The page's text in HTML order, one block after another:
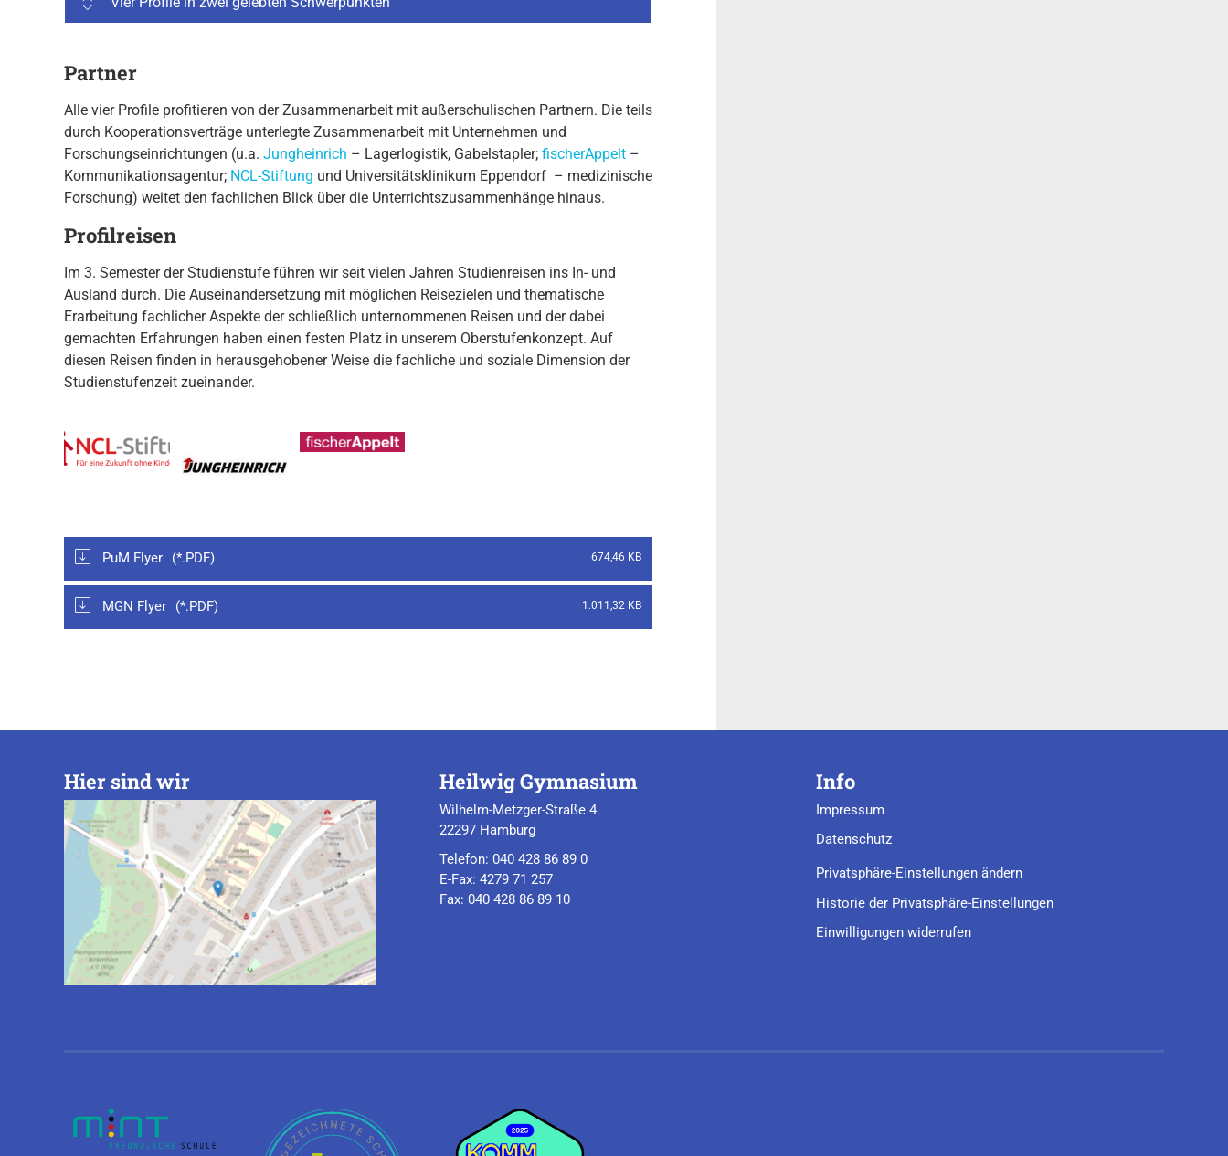
Partner
Alle vier Profile profitieren von der Zusammenarbeit mit außerschulischen Partnern. Die teils
durch Kooperationsverträge unterlegte Zusammenarbeit mit Unternehmen und
Forschungseinrichtungen (u.a. Jungheinrich – Lagerlogistik, Gabelstapler; fischerAppelt –
Kommunikationsagentur; NCL-Stiftung und Universitätsklinikum Eppendorf – medizinische
Forschung) weitet den fachlichen Blick über die Unterrichtszusammenhänge hinaus.
Profilreisen
Im 3. Semester der Studienstufe führen wir seit vielen Jahren Studienreisen ins In- und
Ausland durch. Die Auseinandersetzung mit möglichen Reisezielen und thematische
Erarbeitung fachlicher Aspekte der schließlich unternommenen Reisen und der dabei
gemachten Erfahrungen haben einen festen Platz in unserem Oberstufenkonzept. Auf
diesen Reisen finden in herausgehobener Weise die fachliche und soziale Dimension der
Studienstufenzeit zueinander.
PuM Flyer 674,46 KB
MGN Flyer 1.011,32 KB
Hier sind wir Heilwig Gymnasium
Wilhelm-Metzger-Straße 4
22297 Hamburg
Telefon: 040 428 86 89 0
E-Fax: 4279 71 257
Fax: 040 428 86 89 10
Info
Impressum
Datenschutz
Privatsphäre-Einstellungen ändern
Historie der Privatsphäre-Einstellungen
Einwilligungen widerrufen